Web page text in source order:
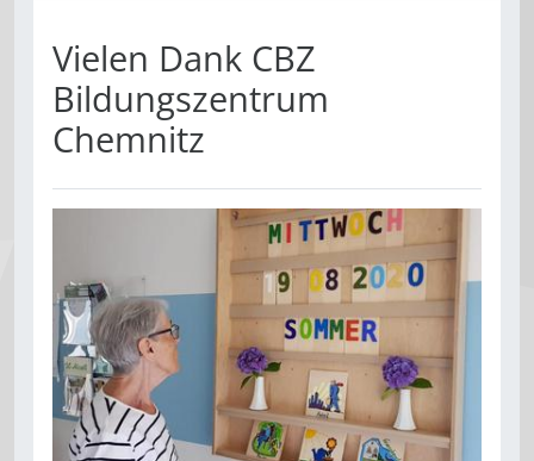
Vielen Dank CBZ
Bildungszentrum
Chemnitz